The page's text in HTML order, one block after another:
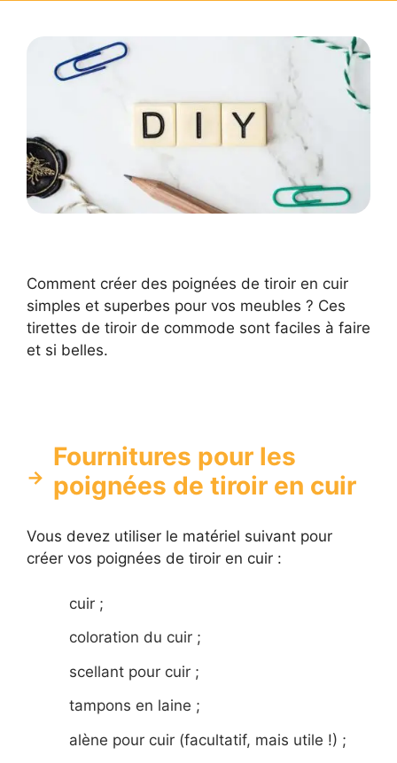
Comment créer des poignées de tiroir en cuir
simples et superbes pour vos meubles ? Ces
tirettes de tiroir de commode sont faciles à faire
et si belles.
Fournitures pour les
poignées de tiroir en cuir
Vous devez utiliser le matériel suivant pour
créer vos poignées de tiroir en cuir :
cuir ;
coloration du cuir ;
scellant pour cuir ;
tampons en laine ;
alène pour cuir (facultatif, mais utile !) ;